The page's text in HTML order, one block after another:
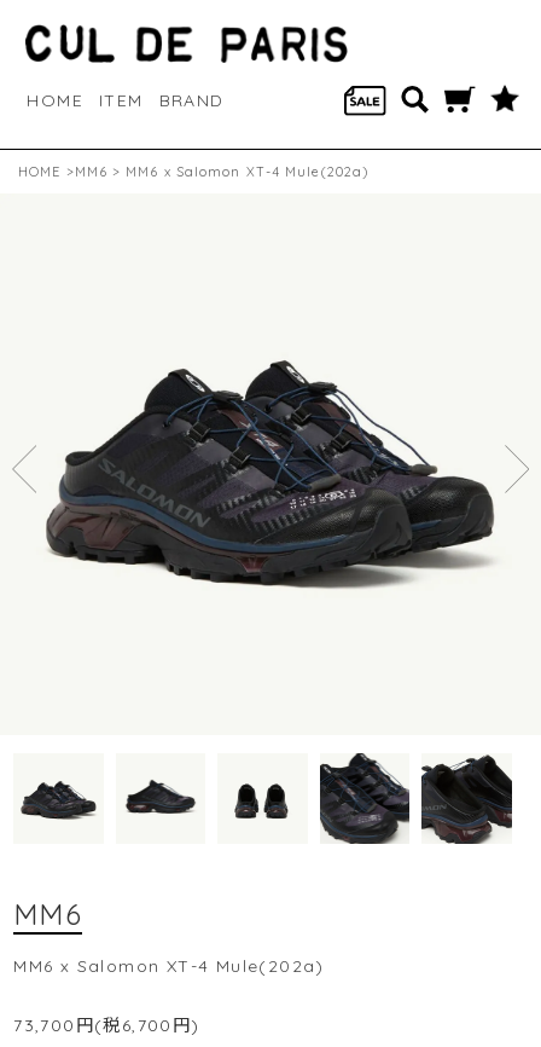
HOME ITEM BRAND
HOME >MM6 > MM6 x Salomon XT-4 Mule(202a)
MM6
MM6 x Salomon XT-4 Mule(202a)
73,700円(税6,700円)